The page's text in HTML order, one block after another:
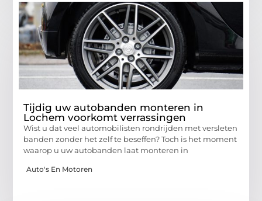
Tijdig uw autobanden monteren in
Lochem voorkomt verrassingen
Wist u dat veel automobilisten rondrijden met versleten
banden zonder het zelf te beseffen? Toch is het moment
waarop u uw autobanden laat monteren in
Auto's En Motoren